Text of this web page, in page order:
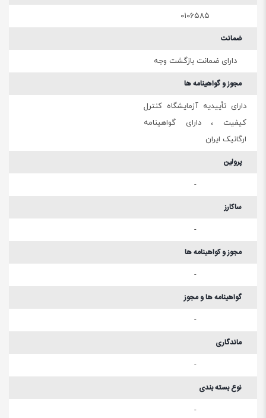
۰۱۰۶۵۸۵
ضمانت
دارای ضمانت بازگشت وجه
مجوز و گواهینامه ها
دارای تأییدیه آزمایشگاه کنترل
کیفیت ، دارای گواهینامه
ارگانیک ایران
پرولین
-
ساکارز
-
مجوز و کواهینامه ها
-
گواهینامه ها و مجوز
-
ماندگاری
-
نوع بسته بندی
-